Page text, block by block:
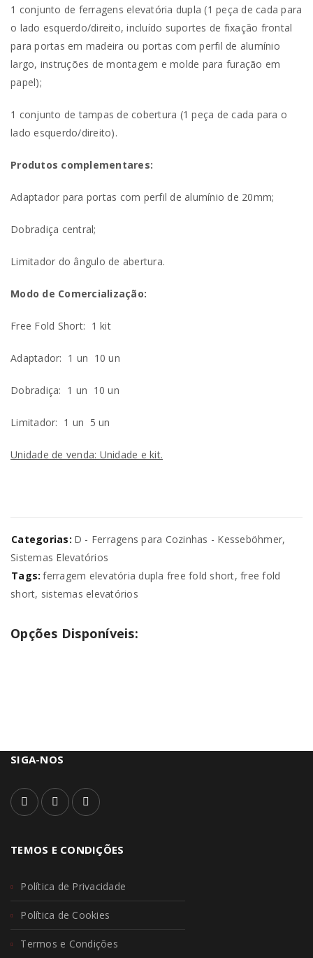
1 conjunto de ferragens elevatória dupla (1 peça de cada para
o lado esquerdo/direito, incluído suportes de fixação frontal
para portas em madeira ou portas com perfil de alumínio
largo, instruções de montagem e molde para furação em
papel);
1 conjunto de tampas de cobertura (1 peça de cada para o
lado esquerdo/direito).
Produtos complementares:
Adaptador para portas com perfil de alumínio de 20mm;
Dobradiça central;
Limitador do ângulo de abertura.
Modo de Comercialização:
Free Fold Short: 1 kit
Adaptador: 1 un 10 un
Dobradiça: 1 un 10 un
Limitador: 1 un 5 un
Unidade de venda: Unidade e kit.
Categorias: D - Ferragens para Cozinhas - Kesseböhmer,
Sistemas Elevatórios
Tags: ferragem elevatória dupla free fold short, free fold
short, sistemas elevatórios
Opções Disponíveis:
SIGA-NOS
TEMOS E CONDIÇÕES
Política de Privacidade
Política de Cookies
Termos e Condições